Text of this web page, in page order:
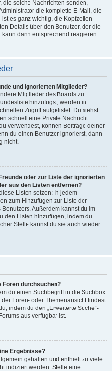
die solche Nachrichten senden,
die komplette E-Mail, die
es ganz wichtig, die Kopfzeilen
Details über den Benutzer, der die
kann dann entsprechend reagieren.
und ignorierten Mitglieder?
Mitglieder des Boards zu
hinzufügst, werden in
Zugriff aufgelistet. Du siehst
schnell eine Private Nachricht
verwendest, können Beiträge deiner
du einen Benutzer ignorierst, dann
nicht.
oder zur Liste der ignorierten
aus den Listen entfernen?
Listen setzen: In jedem
zum Hinzufügen zur Liste der
Außerdem kannst du im
den Listen hinzufügen, indem du
Stelle kannst du sie auch wieder
Foren durchsuchen?
du einen Suchbegriff in die Suchbox
Foren- oder Themenansicht findest.
indem du den „Erweiterte Suche“-
aus verfügbar ist.
Ergebnisse?
gehalten und enthielt zu viele
indiziert werden. Stelle eine